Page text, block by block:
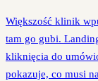
Większość klinik
tam go gubi.
kliknięcia do
pokazuje, co musi